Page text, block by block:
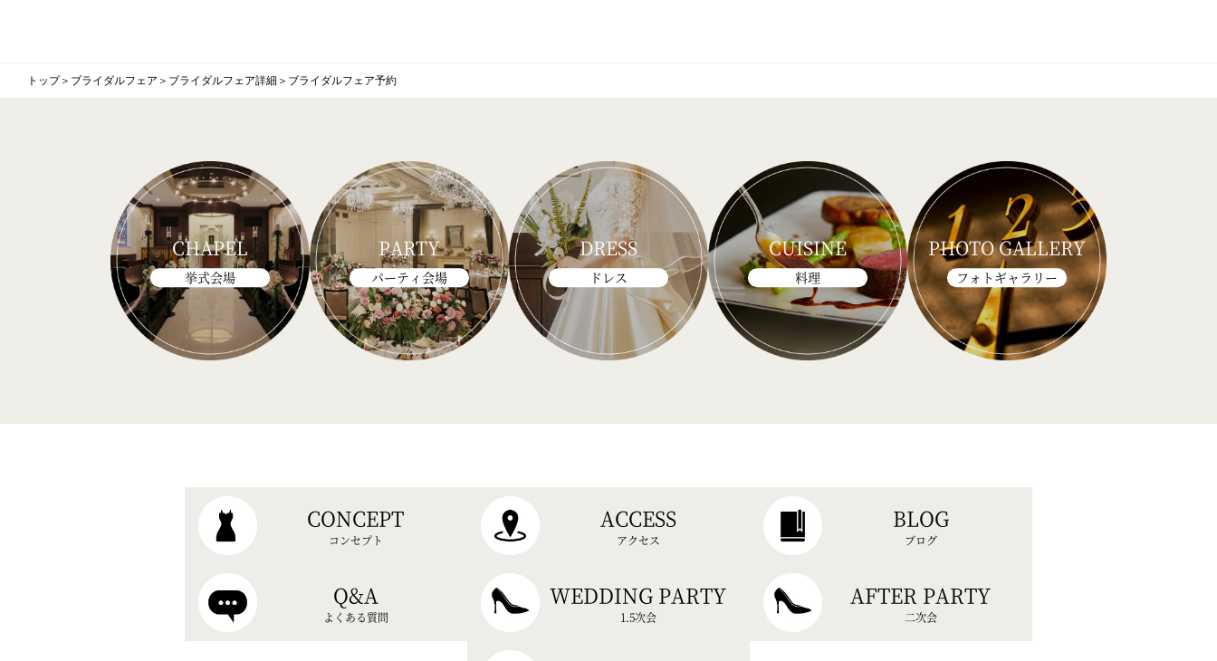
トップ＞ ブライダルフェア ＞ ブライダルフェア詳細 ＞ ブライダルフェア予約
CHAPEL
挙式会場
PARTY
パーティ会場
DRESS
ドレス
CUISINE
料理
PHOTO GALLERY
フォトギャラリー
CONCEPT
コンセプト
ACCESS
アクセス
BLOG
ブログ
Q&A
よくある質問
WEDDING PARTY
1.5次会
AFTER PARTY
二次会